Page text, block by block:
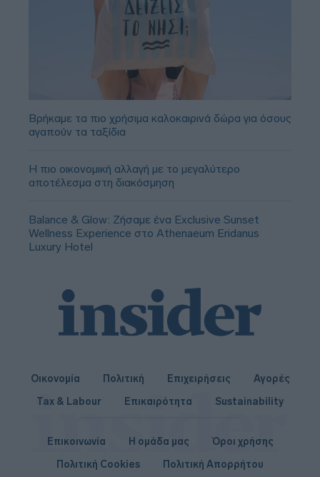
Βρήκαμε τα πιο χρήσιμα καλοκαιρινά δώρα για όσους
αγαπούν τα ταξίδια
Η πιο οικονομική αλλαγή με το μεγαλύτερο
αποτέλεσμα στη διακόσμηση
Balance & Glow: Ζήσαμε ένα Exclusive Sunset
Wellness Experience στο Athenaeum Eridanus
Luxury Hotel
Οικονομία Πολιτική Επιχειρήσεις
Αγορές
Tax & Labour
Επικαιρότητα Sustainability
Επικοινωνία Η ομάδα μας
Όροι χρήσης
Πολιτική Cookies
Πολιτική Απορρήτου